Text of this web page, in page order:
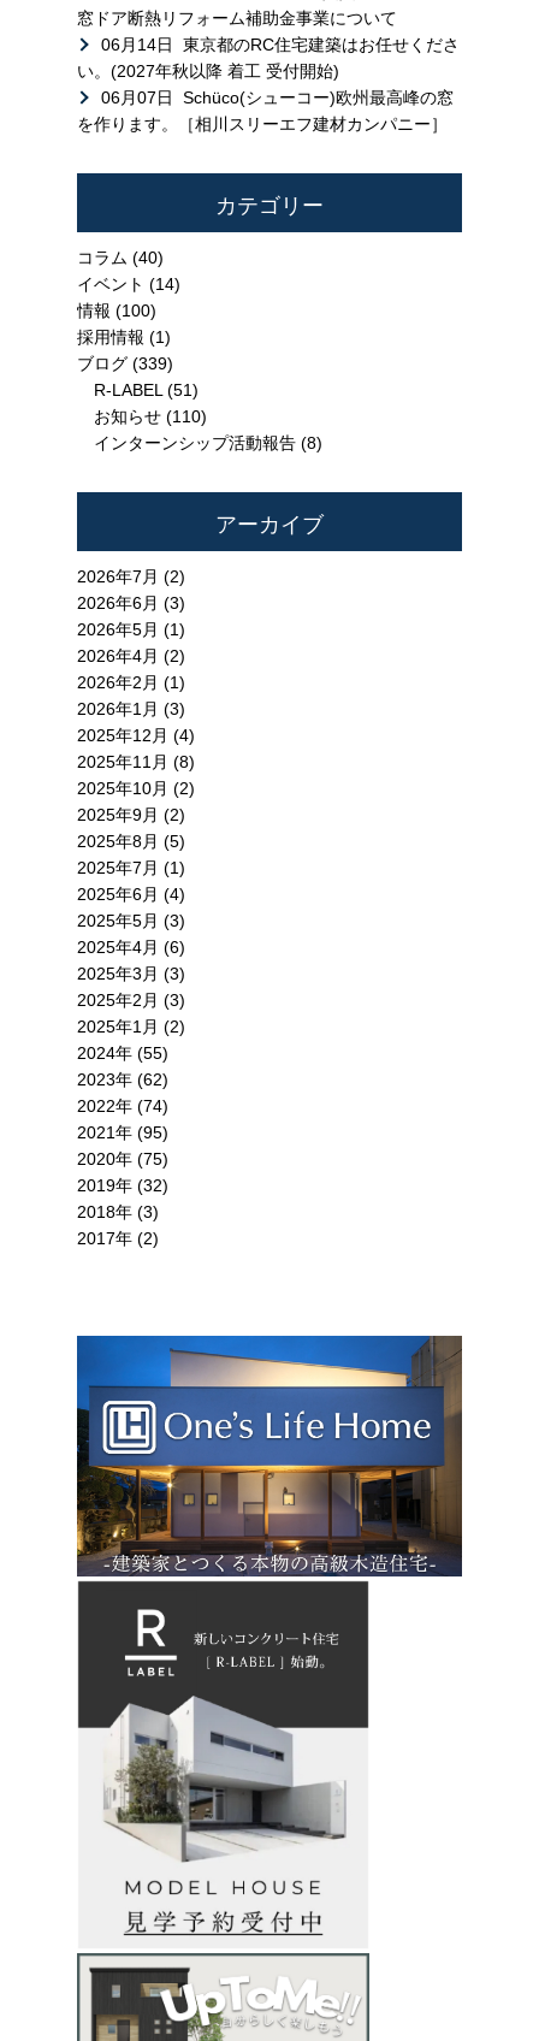
窓ドア断熱リフォーム補助金事業について
06月14日
東京都のRC住宅建築はお任せくださ
い。(2027年秋以降 着工 受付開始)
06月07日
Schüco(シューコー)欧州最高峰の窓
を作ります。［相川スリーエフ建材カンパニー］
カテゴリー
コラム (40)
イベント (14)
情報 (100)
採用情報 (1)
ブログ (339)
R-LABEL (51)
お知らせ (110)
インターンシップ活動報告 (8)
アーカイブ
2026年7月 (2)
2026年6月 (3)
2026年5月 (1)
2026年4月 (2)
2026年2月 (1)
2026年1月 (3)
2025年12月 (4)
2025年11月 (8)
2025年10月 (2)
2025年9月 (2)
2025年8月 (5)
2025年7月 (1)
2025年6月 (4)
2025年5月 (3)
2025年4月 (6)
2025年3月 (3)
2025年2月 (3)
2025年1月 (2)
2024年 (55)
2023年 (62)
2022年 (74)
2021年 (95)
2020年 (75)
2019年 (32)
2018年 (3)
2017年 (2)